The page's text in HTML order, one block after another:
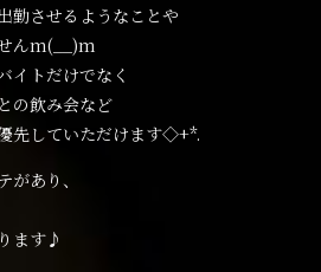
勤させるようなことや
んm(__)m
イトだけでなく
の飲み会など
先していただけます◇+*.
あり、
ます♪